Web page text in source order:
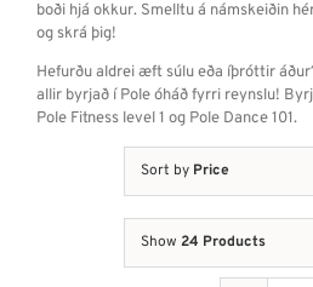
boði hjá okkur. Smelltu á námskeiðin
og skrá þig!
Hefurðu aldrei æft súlu eða íþróttir
allir byrjað í Pole óháð fyrri reynslu!
Pole Fitness level 1 og Pole Dance 101.
Sort by Price
Show 24 Products